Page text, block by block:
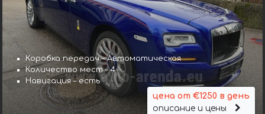
Коробка передач – Автоматическая
Количество мест – 4
Навигация – есть
цена от €1250 в день
описание и цены